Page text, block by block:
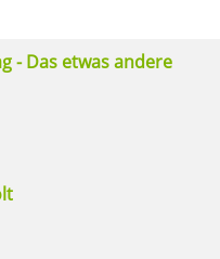
- Das etwas andere